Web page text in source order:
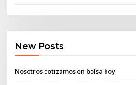
New Posts
Nosotros cotizamos en bolsa hoy